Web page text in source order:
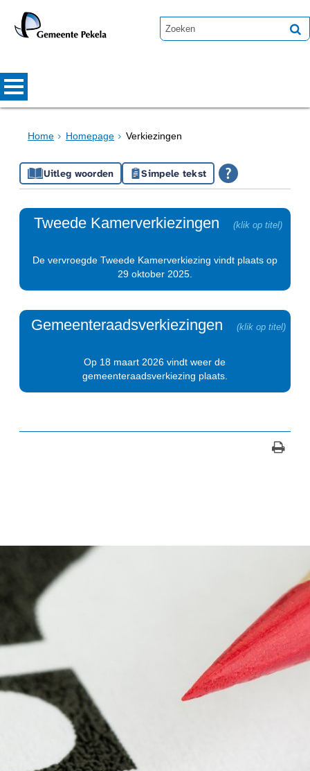
Home Homepage Verkiezingen
Uitleg woorden Simpele tekst
Tweede Kamerverkiezingen
De vervroegde Tweede Kamerverkiezing vindt plaats op
29 oktober 2025.
Gemeenteraadsverkiezingen
Op 18 maart 2026 vindt weer de
gemeenteraadsverkiezing plaats.